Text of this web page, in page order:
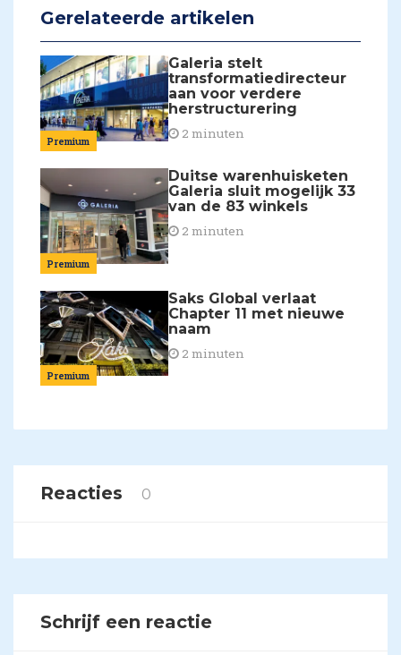
Gerelateerde artikelen
Premium
Galeria stelt
transformatiedirecteur
aan voor verdere
herstructurering
2 minuten
Premium
Duitse warenhuisketen
Galeria sluit mogelijk 33
van de 83 winkels
2 minuten
Premium
Saks Global verlaat
Chapter 11 met nieuwe
naam
2 minuten
Reacties 0
Schrijf een reactie